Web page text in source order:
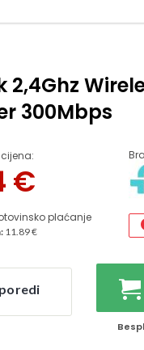
2,4Ghz
300Mbps
€
plaćanje
11.89 €